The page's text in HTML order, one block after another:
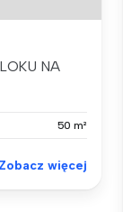
NA
50 m²
Zobacz więcej